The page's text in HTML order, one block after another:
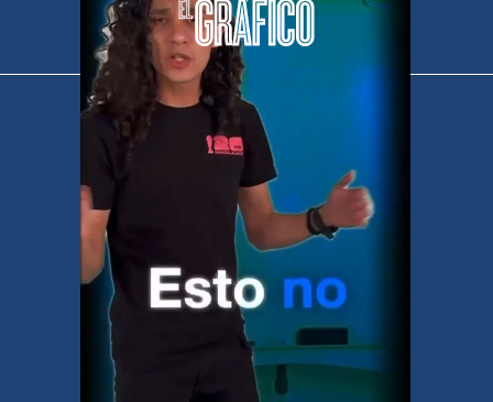
El Universal
Vive USA
Clase
De 10 sports
DeDinero
Confabulario